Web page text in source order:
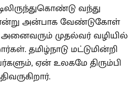
வந்து
அன்பாக வேண்டுகோள்
அனைவரும் முதல்வர் வழியில்
தமிழ்நாடு மட்டுமின்றி
ஏன் உலகமே திரும்பி